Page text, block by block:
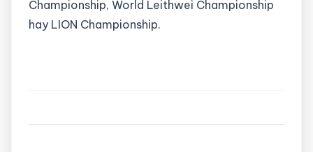
Championship, World Leithwei Championship
hay LION Championship.